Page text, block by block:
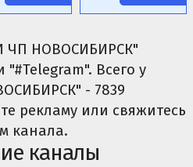
ЧП НОВОСИБИРСК"
"#Telegram". Всего у
- 7839
рекламу или свяжитесь
канала.
каналы